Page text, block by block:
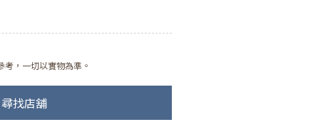
，一切以實物為準。
尋找店舖